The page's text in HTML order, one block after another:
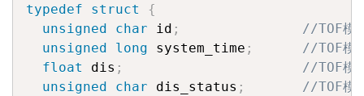
typedef struct
{
unsigned
char id ;
//TOF模
unsigned
long system_time ;
//TOF模
float
dis ;
//TOF模
unsigned
char dis_status ;
//TOF模